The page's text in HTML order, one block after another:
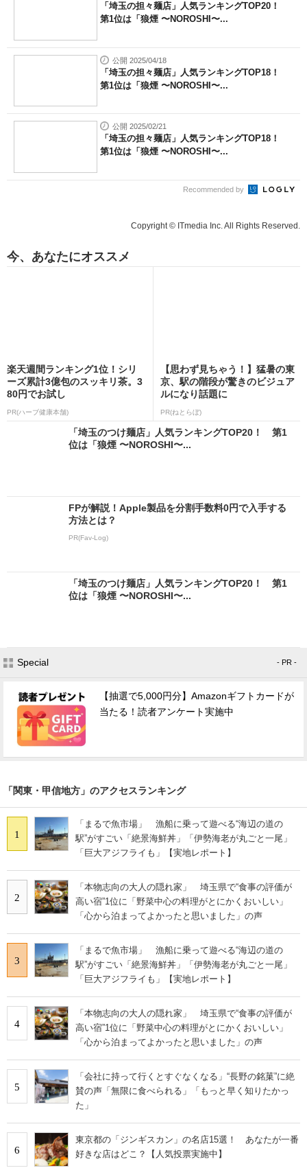
「埼玉の担々麺店」人気ランキングTOP20！
第1位は「狼煙 〜NOROSHI〜...
公開 2025/04/18
「埼玉の担々麺店」人気ランキングTOP18！
第1位は「狼煙 〜NOROSHI〜...
公開 2025/02/21
「埼玉の担々麺店」人気ランキングTOP18！
第1位は「狼煙 〜NOROSHI〜...
Recommended by
Copyright © ITmedia Inc. All Rights Reserved.
今、あなたにオススメ
楽天週間ランキング1位！シリ
ーズ累計3億包のスッキリ茶。3
80円でお試し
PR(ハーブ健康本舗)
【思わず見ちゃう！】猛暑の東
京、駅の階段が驚きのビジュア
ルになり話題に
PR(ねとらぼ)
「埼玉のつけ麺店」人気ランキングTOP20！ 第1
位は「狼煙 〜NOROSHI〜...
FPが解説！Apple製品を分割手数料0円で入手する
方法とは？
PR(Fav-Log)
「埼玉のつけ麺店」人気ランキングTOP20！ 第1
位は「狼煙 〜NOROSHI〜...
Special - PR -
【抽選で5,000円分】Amazonギフトカードが
当たる！読者アンケート実施中
「関東・甲信地方」のアクセスランキング
1
「まるで魚市場」 漁船に乗って遊べる“海辺の道の
駅”がすごい「絶景海鮮丼」「伊勢海老が丸ごと一尾」
「巨大アジフライも」【実地レポート】
2
「本物志向の大人の隠れ家」 埼玉県で“食事の評価が
高い宿”1位に「野菜中心の料理がとにかくおいしい」
「心から泊まってよかったと思いました」の声
3
「まるで魚市場」 漁船に乗って遊べる“海辺の道の
駅”がすごい「絶景海鮮丼」「伊勢海老が丸ごと一尾」
「巨大アジフライも」【実地レポート】
4
「本物志向の大人の隠れ家」 埼玉県で“食事の評価が
高い宿”1位に「野菜中心の料理がとにかくおいしい」
「心から泊まってよかったと思いました」の声
5
「会社に持って行くとすぐなくなる」“長野の銘菓”に絶
賛の声「無限に食べられる」「もっと早く知りたかっ
た」
6
東京都の「ジンギスカン」の名店15選！ あなたが一番
好きな店はどこ？【人気投票実施中】